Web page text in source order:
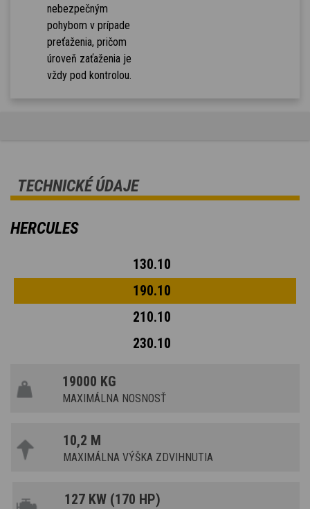
nebezpečným
pohybom v prípade
preťaženia, pričom
úroveň zaťaženia je
vždy pod kontrolou.
TECHNICKÉ ÚDAJE
HERCULES
130.10
190.10
210.10
230.10
19000 KG
MAXIMÁLNA NOSNOSŤ
10,2 M
MAXIMÁLNA VÝŠKA ZDVIHNUTIA
127 KW (170 HP)